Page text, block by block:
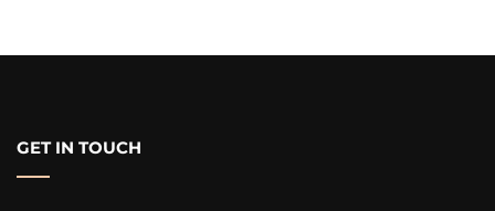
GET IN TOUCH